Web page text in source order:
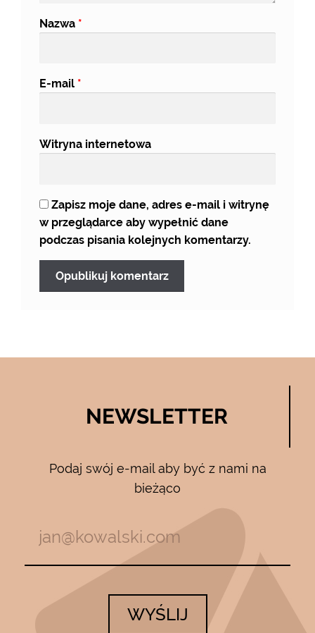
Nazwa *
E-mail *
Witryna internetowa
Zapisz moje dane, adres e-mail i witrynę
w przeglądarce aby wypełnić dane
podczas pisania kolejnych komentarzy.
NEWSLETTER
Podaj swój e-mail aby być z nami na
bieżąco
WYŚLIJ